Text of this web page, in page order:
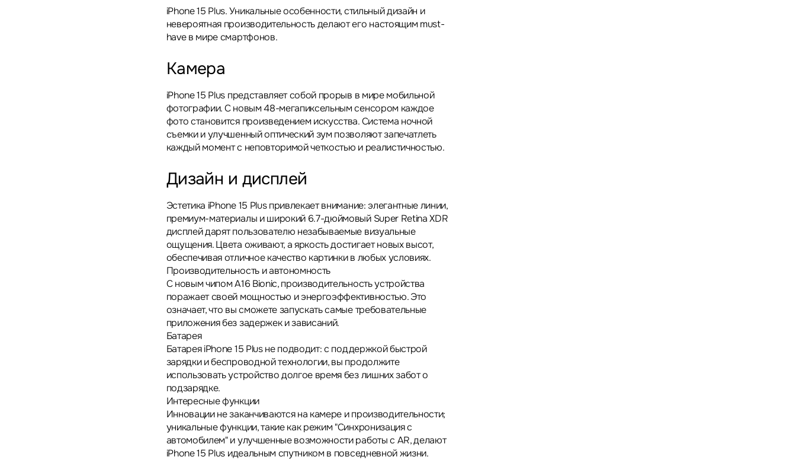
iPhone 15 Plus. Уникальные особенности, стильный дизайн и
невероятная производительность делают его настоящим must-
have в мире смартфонов.
Камера
iPhone 15 Plus представляет собой прорыв в мире мобильной
фотографии. С новым 48-мегапиксельным сенсором каждое
фото становится произведением искусства. Система ночной
съемки и улучшенный оптический зум позволяют запечатлеть
каждый момент с неповторимой четкостью и реалистичностью.
Дизайн и дисплей
Эстетика iPhone 15 Plus привлекает внимание: элегантные линии,
премиум-материалы и широкий 6.7-дюймовый Super Retina XDR
дисплей дарят пользователю незабываемые визуальные
ощущения. Цвета оживают, а яркость достигает новых высот,
обеспечивая отличное качество картинки в любых условиях.
Производительность и автономность
С новым чипом A16 Bionic, производительность устройства
поражает своей мощностью и энергоэффективностью. Это
означает, что вы сможете запускать самые требовательные
приложения без задержек и зависаний.
Батарея
Батарея iPhone 15 Plus не подводит: с поддержкой быстрой
зарядки и беспроводной технологии, вы продолжите
использовать устройство долгое время без лишних забот о
подзарядке.
Интересные функции
Инновации не заканчиваются на камере и производительности;
уникальные функции, такие как режим "Синхронизация с
автомобилем" и улучшенные возможности работы с AR, делают
iPhone 15 Plus идеальным спутником в повседневной жизни.